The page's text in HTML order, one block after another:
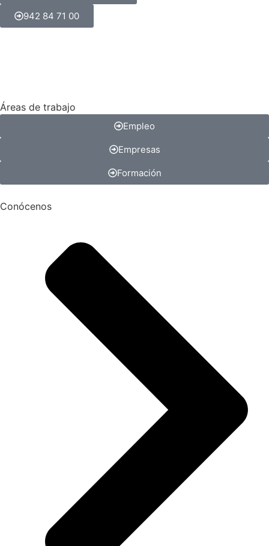
942 84 71 00
Áreas de trabajo
Empleo
Empresas
Formación
Conócenos